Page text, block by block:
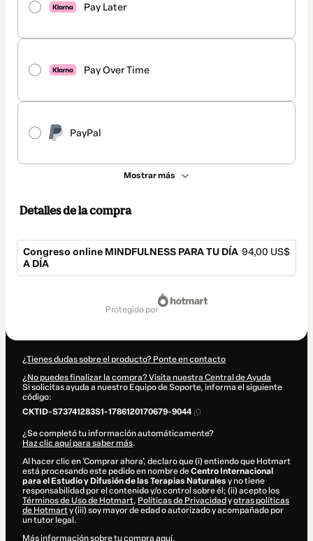
Pay Later
Pay Over Time
PayPal
Mostrar más
Detalles de la compra
Congreso online MINDFULNESS PARA TU DÍA
A DÍA
94,00 US$
protegido por
¿Tienes dudas sobre el producto? Ponte en contacto
¿No puedes finalizar la compra? Visita nuestra Central de Ayuda
Si solicitas ayuda a nuestro Equipo de Soporte, informa el siguiente
código:
CKTID-S73741283S1-1786120170679-9044
¿Se completó tu información automáticamente?
Haz clic aquí para saber más.
Al hacer clic en 'Comprar ahora', declaro que (i) entiendo que Hotmart
está procesando este pedido en nombre deCentro Internacional
para el Estudio y Difusión de las Terapias Naturales y no tiene
responsabilidad por el contenido y/o control sobre él; (ii) acepto los
Términos de Uso de Hotmart, Políticas de Privacidad yotras políticas
de Hotmarty (iii) soy mayor de edad o autorizado y acompañado por
un tutor legal.
Más información sobre tu compra aquí.